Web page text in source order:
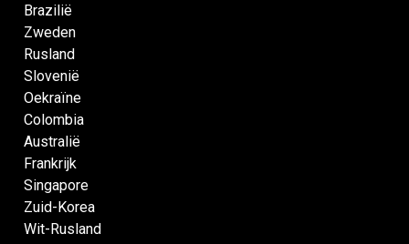
Brazilië
Zweden
Rusland
Slovenië
Oekraïne
Colombia
Australië
Frankrijk
Singapore
Zuid-Korea
Wit-Rusland